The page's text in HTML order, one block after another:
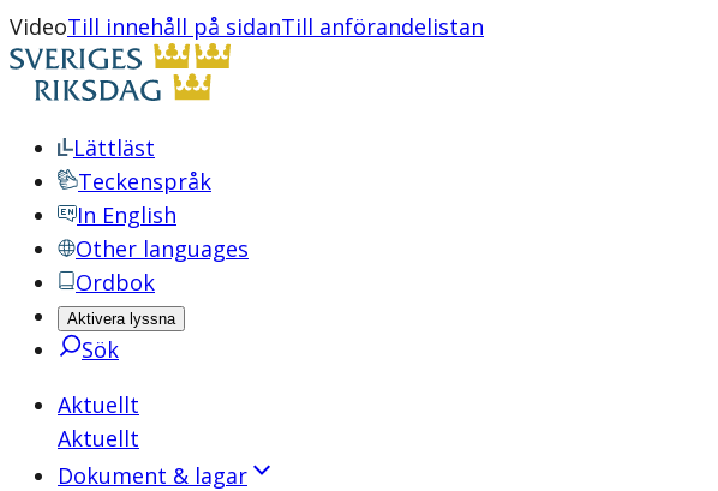
VideoTill innehåll på sidanTill anförandelistan
Lättläst
Teckenspråk
In English
Other languages
Ordbok
Aktivera lyssna
Sök
Aktuellt
Aktuellt
Dokument & lagar